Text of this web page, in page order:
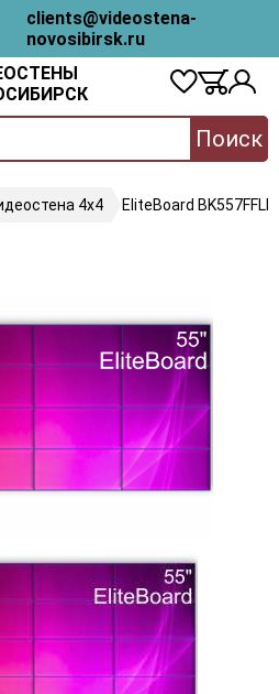
clients@videostena-
novosibirsk.ru
Поиск
4х4 EliteBoard BK557FFLE